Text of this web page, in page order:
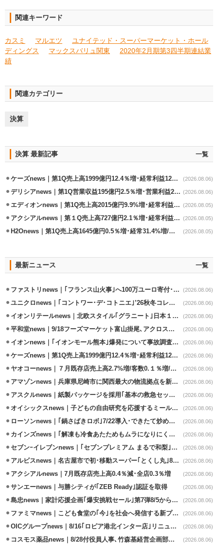
関連キーワード
カスミ マルエツ
ユナイテッド・スーパーマーケット・ホール
ディングス
マックスバリュ関東
2020年2月期第3四半期連結業
績
関連カテゴリー
決算
決算 最新記事 一覧
ケーズnews｜第1Q売上高1999億円12.4％増･経常利益125.0%増 (2026.08.06)
デリシアnews｜第1Q営業収益195億円2.5％増･営業利益27.8%減 (2026.08.06)
エディオンnews｜第1Q売上高2015億円9.9%増･経常利益127.5%増 (2026.08.05)
アクシアルnews｜第１Q売上高727億円2.1％増･経常利益6.6％減 (2026.08.05)
H2Onews｜第1Q売上高1645億円0.5％増･経常31.4%増/百貨店事業が伸長 (2026.08.05)
最新ニュース 一覧
ファストリnews｜｢フランス山火事｣へ100万ユーロ寄付･衣料5万点も提供 (2026.08.06)
ユニクロnews｜｢コントワー･デ･コトニエ｣’26秋冬コレクション8/28発売 (2026.08.06)
イオンリテールnews｜北欧スタイル｢グラニート｣日本１号店を自由が丘に開業 (2026.08.06)
平和堂news｜9/18フーズマーケット富山掛尾､アクロスプラザ内に出店 (2026.08.06)
イオンnews｜｢イオンモール熊本｣爆発について事故調査委員会設置 (2026.08.06)
ケーズnews｜第1Q売上高1999億円12.4％増･経常利益125.0%増 (2026.08.06)
ヤオコーnews｜７月既存店売上高2.7%増/客数0.１％増/客単価2.6％増 (2026.08.06)
アマゾンnews｜兵庫県尼崎市に関西最大の物流拠点を新設・市内2拠点目 (2026.08.06)
アスクルnews｜紙製パッケージを採用｢基本の救急セット｣8/5発売 (2026.08.06)
オイシックスnews｜子どもの自由研究を応援するミールキット8/6発売 (2026.08.06)
ローソンnews｜｢鍋さばきロボ｣7/22導入･できたて炒めメニューを提供 (2026.08.06)
カインズnews｜｢解凍も冷食あたためもムラになりにくいフラットレンジ｣発売 (2026.08.06)
セブンｰイレブンnews｜｢セブンプレミアム まるで和梨｣8/11から順次発売 (2026.08.06)
アルビスnews｜名古屋市で初･移動スーパー｢とくし丸｣8/4運行開始 (2026.08.06)
アクシアルnews｜7月既存店売上高0.4％減･全店0.3％増 (2026.08.06)
サンエーnews｜与勝シティが｢ZEB Ready｣認証を取得 (2026.08.06)
島忠news｜家計応援企画｢爆安挑戦セール｣第7弾8/5から開催 (2026.08.06)
ファミマnews｜こども食堂の｢今｣を社会へ発信する新プロジェクト始動 (2026.08.06)
OICグループnews｜8/16｢ロピア港北インター店｣リニューアル/食品売場拡大 (2026.08.06)
コスモス薬品news｜8/28付役員人事､竹森基経営企画部長が取締役昇格 (2026.08.06)